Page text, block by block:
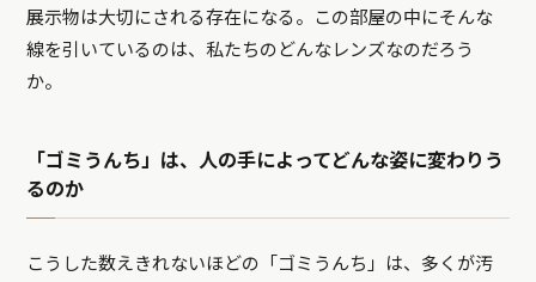
展示物は大切にされる存在になる。この部屋の中にそんな
線を引いているのは、私たちのどんなレンズなのだろう
か。
「ゴミうんち」は、人の手によってどんな姿に変わりう
るのか
こうした数えきれないほどの「ゴミうんち」は、多くが汚